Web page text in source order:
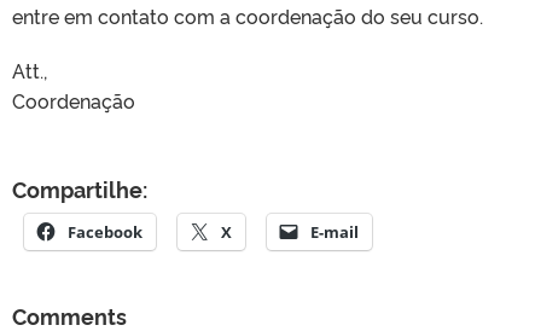
entre em contato com a coordenação do seu curso.
Att.,
Coordenação
Compartilhe:
Facebook X E-mail
Comments